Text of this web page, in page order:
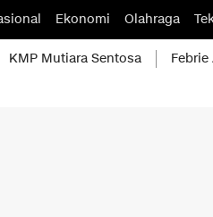
Ekonomi Olahraga
KMP Mutiara Sentosa